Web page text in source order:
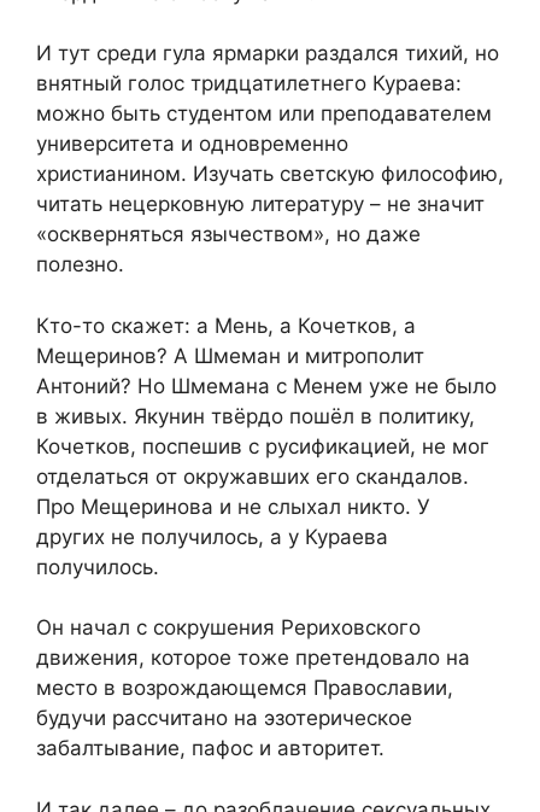
И тут среди гула ярмарки раздался тихий, но
внятный голос тридцатилетнего Кураева:
можно быть студентом или преподавателем
университета и одновременно
христианином. Изучать светскую философию,
читать нецерковную литературу – не значит
«оскверняться язычеством», но даже
полезно.
Кто-то скажет: а Мень, а Кочетков, а
Мещеринов? А Шмеман и митрополит
Антоний? Но Шмемана с Менем уже не было
в живых. Якунин твёрдо пошёл в политику,
Кочетков, поспешив с русификацией, не мог
отделаться от окружавших его скандалов.
Про Мещеринова и не слыхал никто. У
других не получилось, а у Кураева
получилось.
Он начал с сокрушения Рериховского
движения, которое тоже претендовало на
место в возрождающемся Православии,
будучи рассчитано на эзотерическое
забалтывание, пафос и авторитет.